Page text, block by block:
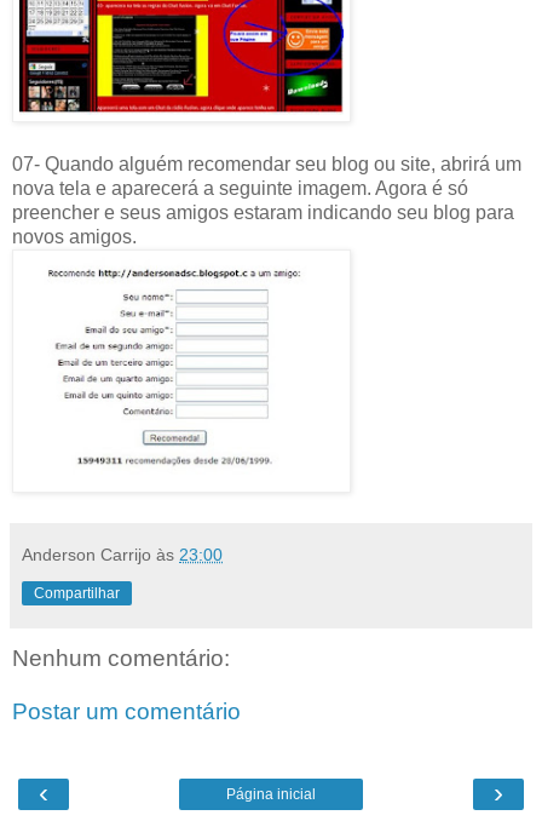
07- Quando alguém recomendar seu blog ou site, abrirá um
nova tela e aparecerá a seguinte imagem. Agora é só
preencher e seus amigos estaram indicando seu blog para
novos amigos.
Anderson Carrijo às 23:00
Compartilhar
Nenhum comentário:
Postar um comentário
‹ ›
Página inicial